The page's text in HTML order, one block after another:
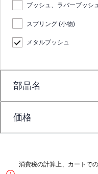
ブッシュ、ラバーブッシ
スプリング (小物)
メタルブッシュ
部品名
価格
消費税の計算上、カートで